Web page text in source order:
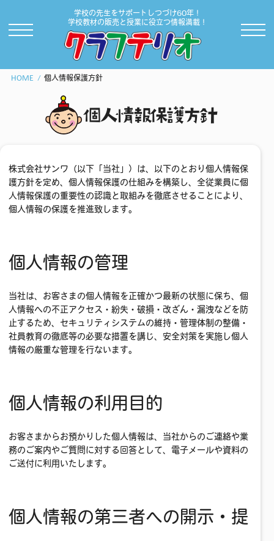
学校の先生をサポートしつづけ60年！
学校教材の販売と授業に役立つ情報満載！
HOME 個人情報保護方針
個人情報保護方針
株式会社サンワ（以下「当社」）は、以下のとおり個人情報保
護方針を定め、個人情報保護の仕組みを構築し、全従業員に個
人情報保護の重要性の認識と取組みを徹底させることにより、
個人情報の保護を推進致します。
個人情報の管理
当社は、お客さまの個人情報を正確かつ最新の状態に保ち、個
人情報への不正アクセス・紛失・破損・改ざん・漏洩などを防
止するため、セキュリティシステムの維持・管理体制の整備・
社員教育の徹底等の必要な措置を講じ、安全対策を実施し個人
情報の厳重な管理を行ないます。
個人情報の利用目的
お客さまからお預かりした個人情報は、当社からのご連絡や業
務のご案内やご質問に対する回答として、電子メールや資料の
ご送付に利用いたします。
個人情報の第三者への開示・提